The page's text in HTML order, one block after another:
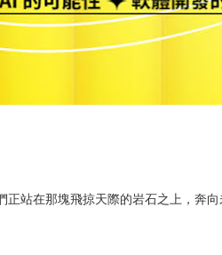
站在那塊飛掠天際的岩石之上，奔